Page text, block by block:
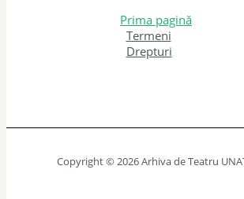
Prima pagină
Termeni
Drepturi
Copyright © 2026 Arhiva de Teatru